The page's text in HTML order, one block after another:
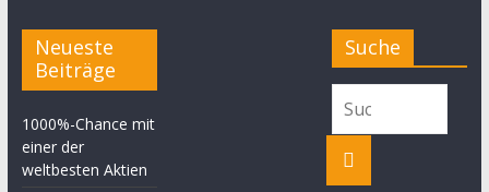
Neueste
Beiträge
1000%-Chance mit
einer der
weltbesten Aktien
Suche